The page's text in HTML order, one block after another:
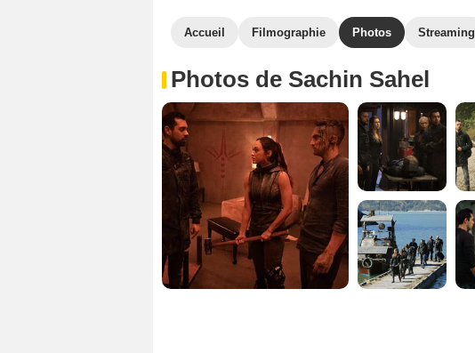
Accueil Filmographie Photos Streaming
Photos de Sachin Sahel